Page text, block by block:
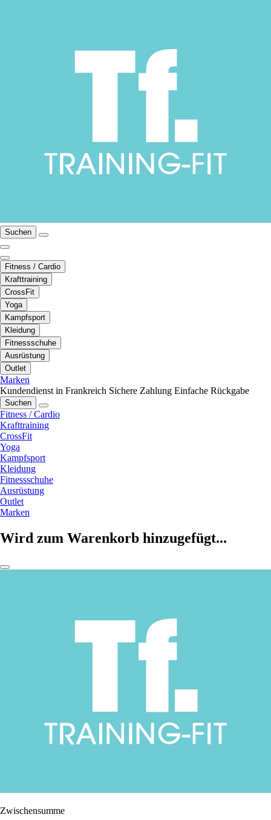
Suchen
Fitness / Cardio
Krafttraining
CrossFit
Yoga
Kampfsport
Kleidung
Fitnessschuhe
Ausrüstung
Outlet
Marken
Kundendienst in Frankreich Sichere Zahlung Einfache Rückgabe
Suchen
Fitness / Cardio
Krafttraining
CrossFit
Yoga
Kampfsport
Kleidung
Fitnessschuhe
Ausrüstung
Outlet
Marken
Wird zum Warenkorb hinzugefügt...
Zwischensumme